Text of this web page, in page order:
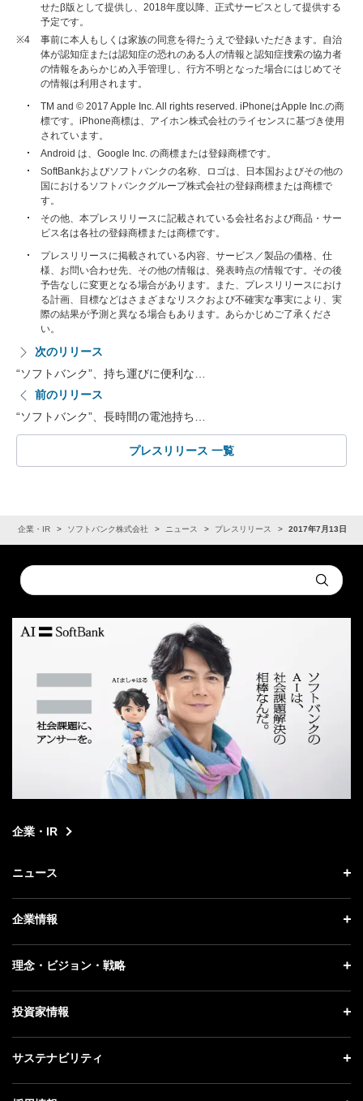
せたβ版として提供し、2018年度以降、正式サービスとして提供する
予定です。
※4
事前に本人もしくは家族の同意を得たうえで登録いただきます。自治
体が認知症または認知症の恐れのある人の情報と認知症捜索の協力者
の情報をあらかじめ入手管理し、行方不明となった場合にはじめてそ
の情報は利用されます。
TM and © 2017 Apple Inc. All rights reserved. iPhoneはApple Inc.の商
標です。iPhone商標は、アイホン株式会社のライセンスに基づき使用
されています。
Android は、Google Inc. の商標または登録商標です。
SoftBankおよびソフトバンクの名称、ロゴは、日本国およびその他の
国におけるソフトバンクグループ株式会社の登録商標または商標で
す。
その他、本プレスリリースに記載されている会社名および商品・サー
ビス名は各社の登録商標または商標です。
プレスリリースに掲載されている内容、サービス／製品の価格、仕
様、お問い合わせ先、その他の情報は、発表時点の情報です。その後
予告なしに変更となる場合があります。また、プレスリリースにおけ
る計画、目標などはさまざまなリスクおよび不確実な事実により、実
際の結果が予測と異なる場合もあります。あらかじめご了承くださ
い。
次のリリース
“ソフトバンク”、持ち運びに便利な…
前のリリース
“ソフトバンク”、長時間の電池持ち…
プレスリリース 一覧
企業・IR ソフトバンク株式会社 ニュース プレスリリース 2017年7月13日
Conduct
a
Submit
企業・IR
ニュース
ニュース トップ
プレスリリース
更新情報
企業情報
企業情報 トップ
社長メッセージ
事業紹介
理念・ビジョン・戦略
理念・ビジョン・戦略 トップ
成長戦略「Activate AI for Society」
投資家情報
投資家情報 トップ
経営方針
サステナビリティ
サステナビリティ トップ